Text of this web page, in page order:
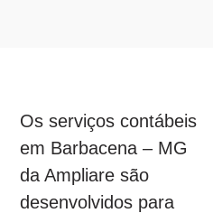
Os serviços contábeis
em Barbacena – MG
da Ampliare são
desenvolvidos para